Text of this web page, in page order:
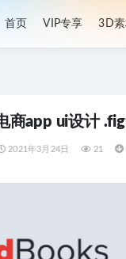
首页 VIP专享 3D
商app ui设计
2021年3月24日 21